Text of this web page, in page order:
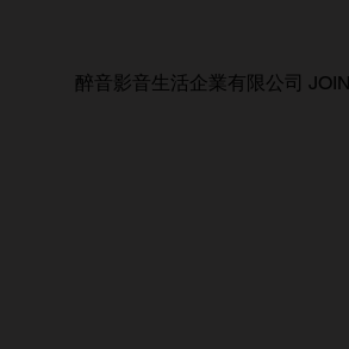
醉音影音生活企業有限公司